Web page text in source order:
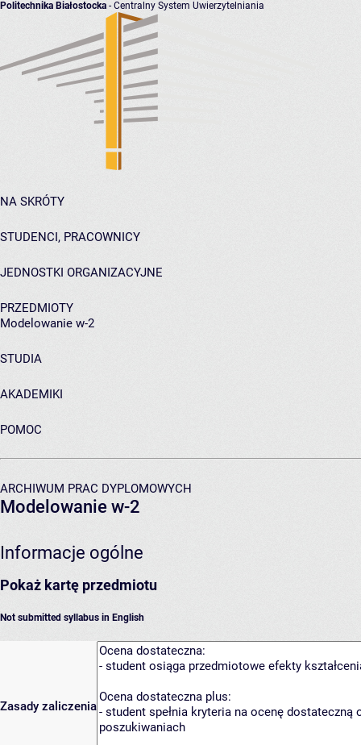
Politechnika Białostocka - Centralny System Uwierzytelniania
NA SKRÓTY
STUDENCI, PRACOWNICY
JEDNOSTKI ORGANIZACYJNE
PRZEDMIOTY
Modelowanie w-2
STUDIA
AKADEMIKI
POMOC
ARCHIWUM PRAC DYPLOMOWYCH
Modelowanie w-2
Informacje ogólne
Pokaż kartę przedmiotu
Not submitted syllabus in English
Zasady zaliczenia